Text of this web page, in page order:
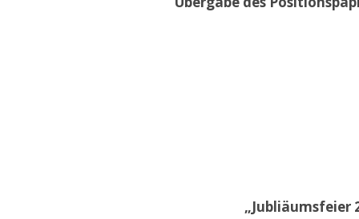
„Jubliäumsfeier